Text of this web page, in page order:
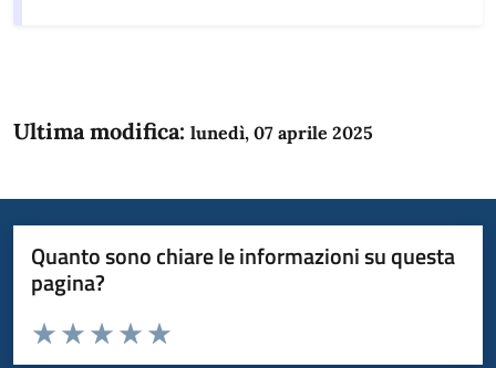
Ultima modifica: lunedì, 07 aprile 2025
Quanto sono chiare le informazioni su questa
pagina?
Domanda
Valuta da 1 a 5 stelle la pagina
Valuta 5 stelle su 5
Valuta 4 stelle su 5
Valuta 3 stelle su 5
Valuta 2 stelle su 5
Valuta 1 stelle su 5